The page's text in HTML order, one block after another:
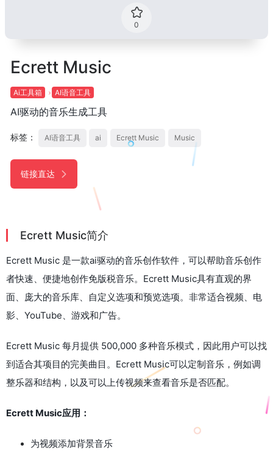
0
Ecrett Music
Ai工具箱 AI语音工具
AI驱动的音乐生成工具
标签： AI语音工具 ai Ecrett Music Music
链接直达
Ecrett Music简介
Ecrett Music 是一款ai驱动的音乐创作软件，可以帮助音乐创作
者快速、便捷地创作免版税音乐。Ecrett Music具有直观的界
面、庞大的音乐库、自定义选项和预览选项。非常适合视频、电
影、YouTube、游戏和广告。
Ecrett Music 每月提供 500,000 多种音乐模式，因此用户可以找
到适合其项目的完美曲目。Ecrett Music可以定制音乐，例如调
整乐器和结构，以及可以上传视频来查看音乐是否匹配。
Ecrett Music应用：
为视频添加背景音乐